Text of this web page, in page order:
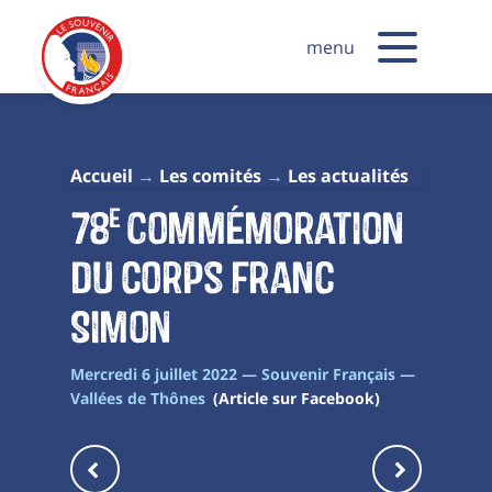
menu
Accueil Les comités Les actualités
78eCommémoration
du corps franc
Simon
Mercredi 6 juillet 2022 — Souvenir Français —
Vallées de Thônes (Article sur Facebook)